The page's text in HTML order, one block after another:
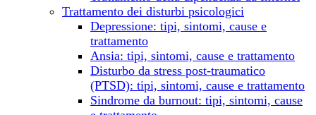
Trattamento dei disturbi psicologici
Depressione: tipi, sintomi, cause e
trattamento
Ansia: tipi, sintomi, cause e trattamento
Disturbo da stress post-traumatico
(PTSD): tipi, sintomi, cause e trattamento
Sindrome da burnout: tipi, sintomi, cause